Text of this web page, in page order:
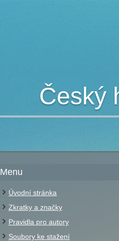
Český
Menu
Úvodní stránka
Zkratky a značky
Pravidla pro autory
Soubory ke stažení